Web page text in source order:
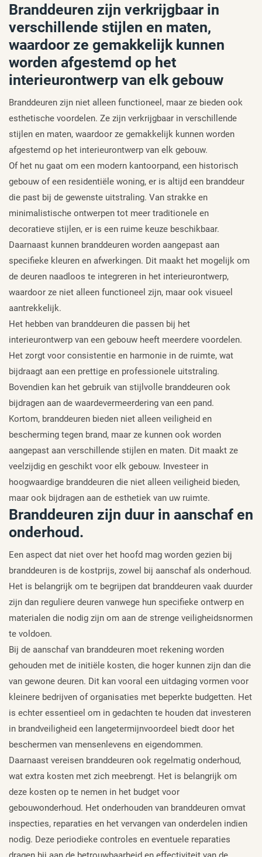
Branddeuren zijn verkrijgbaar in
verschillende stijlen en maten,
waardoor ze gemakkelijk kunnen
worden afgestemd op het
interieurontwerp van elk gebouw
Branddeuren zijn niet alleen functioneel, maar ze bieden ook
esthetische voordelen. Ze zijn verkrijgbaar in verschillende
stijlen en maten, waardoor ze gemakkelijk kunnen worden
afgestemd op het interieurontwerp van elk gebouw.
Of het nu gaat om een modern kantoorpand, een historisch
gebouw of een residentiële woning, er is altijd een branddeur
die past bij de gewenste uitstraling. Van strakke en
minimalistische ontwerpen tot meer traditionele en
decoratieve stijlen, er is een ruime keuze beschikbaar.
Daarnaast kunnen branddeuren worden aangepast aan
specifieke kleuren en afwerkingen. Dit maakt het mogelijk om
de deuren naadloos te integreren in het interieurontwerp,
waardoor ze niet alleen functioneel zijn, maar ook visueel
aantrekkelijk.
Het hebben van branddeuren die passen bij het
interieurontwerp van een gebouw heeft meerdere voordelen.
Het zorgt voor consistentie en harmonie in de ruimte, wat
bijdraagt aan een prettige en professionele uitstraling.
Bovendien kan het gebruik van stijlvolle branddeuren ook
bijdragen aan de waardevermeerdering van een pand.
Kortom, branddeuren bieden niet alleen veiligheid en
bescherming tegen brand, maar ze kunnen ook worden
aangepast aan verschillende stijlen en maten. Dit maakt ze
veelzijdig en geschikt voor elk gebouw. Investeer in
hoogwaardige branddeuren die niet alleen veiligheid bieden,
maar ook bijdragen aan de esthetiek van uw ruimte.
Branddeuren zijn duur in aanschaf en
onderhoud.
Een aspect dat niet over het hoofd mag worden gezien bij
branddeuren is de kostprijs, zowel bij aanschaf als onderhoud.
Het is belangrijk om te begrijpen dat branddeuren vaak duurder
zijn dan reguliere deuren vanwege hun specifieke ontwerp en
materialen die nodig zijn om aan de strenge veiligheidsnormen
te voldoen.
Bij de aanschaf van branddeuren moet rekening worden
gehouden met de initiële kosten, die hoger kunnen zijn dan die
van gewone deuren. Dit kan vooral een uitdaging vormen voor
kleinere bedrijven of organisaties met beperkte budgetten. Het
is echter essentieel om in gedachten te houden dat investeren
in brandveiligheid een langetermijnvoordeel biedt door het
beschermen van mensenlevens en eigendommen.
Daarnaast vereisen branddeuren ook regelmatig onderhoud,
wat extra kosten met zich meebrengt. Het is belangrijk om
deze kosten op te nemen in het budget voor
gebouwonderhoud. Het onderhouden van branddeuren omvat
inspecties, reparaties en het vervangen van onderdelen indien
nodig. Deze periodieke controles en eventuele reparaties